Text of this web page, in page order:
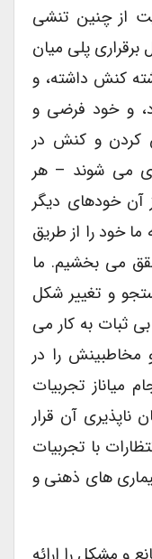
از چنین تنشی
پلی میان
کنش داشته، و
و خود فرضی و
و کنش در
می شوند – هر
خودهای دیگر
خود را از طریق
می بخشیم. ما
و تغییر شکل
ثبات به کار می
را در
تجربیات
آن قرار
با تجربیات
های ذهنی و